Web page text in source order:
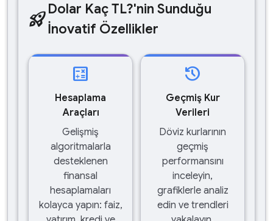
rocket_launchDolar Kaç TL?'nin Sunduğu
İnovatif Özellikler
calculate
Hesaplama
Araçları
Gelişmiş
algoritmalarla
desteklenen
finansal
hesaplamaları
kolayca yapın: faiz,
history
Geçmiş Kur
Verileri
Döviz kurlarının
geçmiş
performansını
inceleyin,
grafiklerle analiz
edin ve trendleri